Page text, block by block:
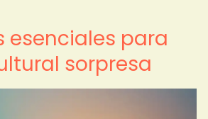
esenciales para
sorpresa